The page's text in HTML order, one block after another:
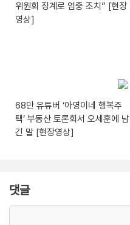
위원회 징계로 엄중 조치” [현장
영상]
68만 유튜버 ‘아영이네 행복주
택’ 부동산 토론회서 오세훈에 남
긴 말 [현장영상]
댓글